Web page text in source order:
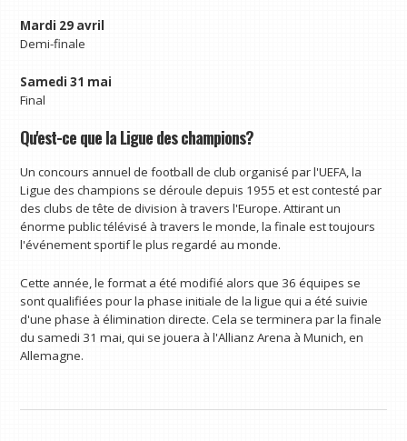
Mardi 29 avril
Demi-finale
Samedi 31 mai
Final
Qu'est-ce que la Ligue des champions?
Un concours annuel de football de club organisé par l'UEFA, la
Ligue des champions se déroule depuis 1955 et est contesté par
des clubs de tête de division à travers l'Europe. Attirant un
énorme public télévisé à travers le monde, la finale est toujours
l'événement sportif le plus regardé au monde.
Cette année, le format a été modifié alors que 36 équipes se
sont qualifiées pour la phase initiale de la ligue qui a été suivie
d'une phase à élimination directe. Cela se terminera par la finale
du samedi 31 mai, qui se jouera à l'Allianz Arena à Munich, en
Allemagne.